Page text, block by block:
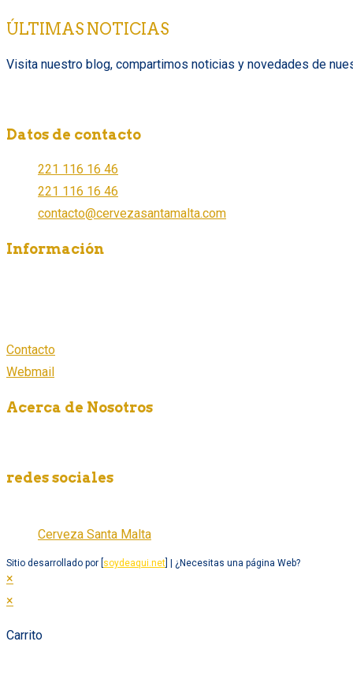
ÚLTIMAS NOTICIAS
Visita nuestro blog, compartimos noticias y novedades de
Datos de contacto
221 116 16 46
221 116 16 46
contacto@cervezasantamalta.com
Información
Contacto
Webmail
Acerca de Nosotros
redes sociales
Cerveza Santa Malta
Sitio desarrollado por [ soydeaqui.net ] | ¿Necesitas una página Web?
×
×
Carrito